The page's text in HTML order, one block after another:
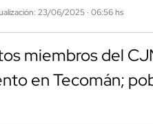
23/06/2025 · 06:56 hs
miembros del
en Tecomán;